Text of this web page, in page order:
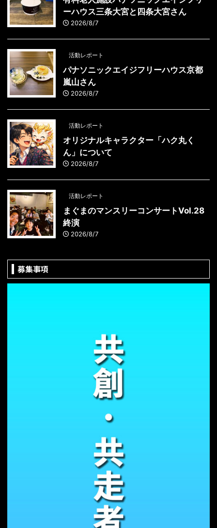
ーハウス三条大宮と四条大宮さん
2026/8/7
活動レポート
パナソニックエイジフリーハウス京都
嵐山さん
2026/8/7
活動レポート
オリジナルキャラクター「ハク丸く
ん」について
2026/8/7
活動レポート
まぐまのマンスリーコンサートVol.28
終演
2026/8/7
募集事項